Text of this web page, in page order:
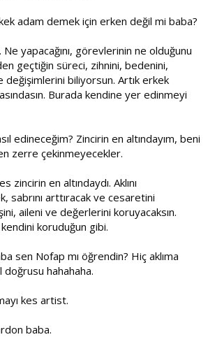
adam demek için erken değil mi baba?
yapacağını, görevlerinin ne olduğunu
geçtiğin süreci, zihnini, bedenini,
değişimlerini biliyorsun. Artık erkek
Burada kendine yer edinmeyi
edineceğim? Zincirin en altındayım, beni
zerre çekinmeyecekler.
zincirin en altındaydı. Aklını
sabrını arttıracak ve cesaretini
aileni ve değerlerini koruyacaksın.
kendini koruduğun gibi.
sen Nofap mı öğrendin? Hiç aklıma
doğrusu hahahaha.
kes artist.
baba.